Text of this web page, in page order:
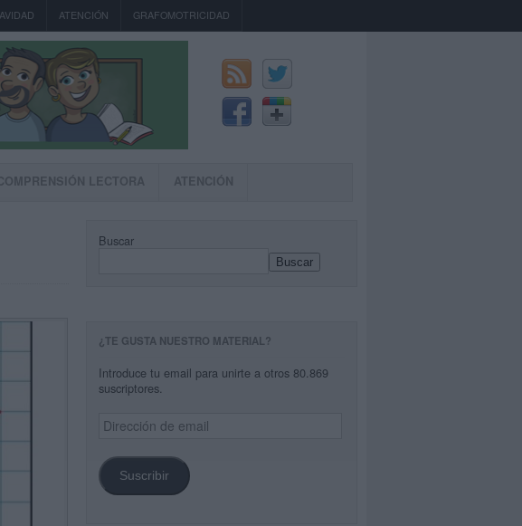
ATENCIÓN GRAFOMOTRICIDAD
LECTORA ATENCIÓN
Buscar
Buscar
¿TE GUSTA NUESTRO MATERIAL?
Introduce tu email para unirte a otros 80.869
suscriptores.
Dirección
de
Suscribir